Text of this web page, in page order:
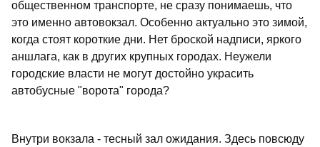
общественном транспорте, не сразу понимаешь, что
это именно автовокзал. Особенно актуально это зимой,
когда стоят короткие дни. Нет броской надписи, яркого
аншлага, как в других крупных городах. Неужели
городские власти не могут достойно украсить
автобусные "ворота" города?
Внутри вокзала - тесный зал ожидания. Здесь повсюду